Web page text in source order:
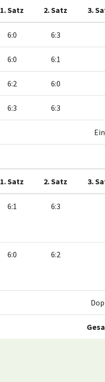
1. Satz 2. Satz 3.
6:0 6:3
6:0 6:1
6:2 6:0
6:3 6:3
1. Satz 2. Satz 3.
6:1 6:3
6:0 6:2